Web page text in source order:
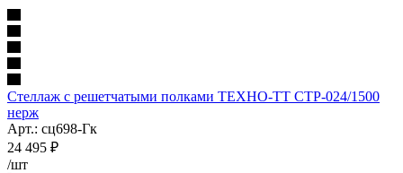
Стеллаж с решетчатыми полками ТЕХНО-ТТ СТР-024/1500
нерж
Арт.: сц698-Гк
24 495 ₽
/шт